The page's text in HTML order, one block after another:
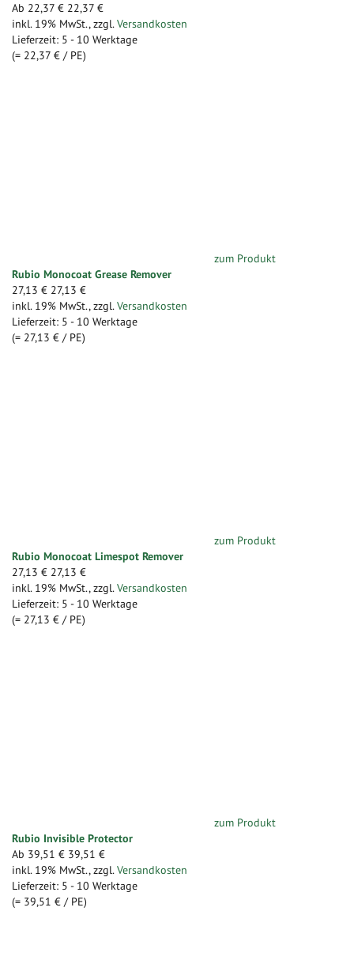
Ab 22,37 € 22,37 €
inkl. 19% MwSt., zzgl. Versandkosten
Lieferzeit: 5 - 10 Werktage
(= 22,37 € / PE)
zum Produkt
Rubio Monocoat Grease Remover
27,13 € 27,13 €
inkl. 19% MwSt., zzgl. Versandkosten
Lieferzeit: 5 - 10 Werktage
(= 27,13 € / PE)
zum Produkt
Rubio Monocoat Limespot Remover
27,13 € 27,13 €
inkl. 19% MwSt., zzgl. Versandkosten
Lieferzeit: 5 - 10 Werktage
(= 27,13 € / PE)
zum Produkt
Rubio Invisible Protector
Ab 39,51 € 39,51 €
inkl. 19% MwSt., zzgl. Versandkosten
Lieferzeit: 5 - 10 Werktage
(= 39,51 € / PE)